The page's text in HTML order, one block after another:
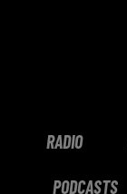
RADIO
PODCASTS